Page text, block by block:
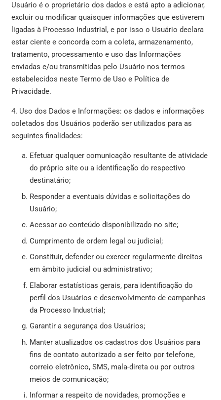
Usuário é o proprietário dos dados e está apto a adicionar,
excluir ou modificar quaisquer informações que estiverem
ligadas à Processo Industrial, e por isso o Usuário declara
estar ciente e concorda com a coleta, armazenamento,
tratamento, processamento e uso das Informações
enviadas e/ou transmitidas pelo Usuário nos termos
estabelecidos neste Termo de Uso e Política de
Privacidade.
4. Uso dos Dados e Informações: os dados e informações
coletados dos Usuários poderão ser utilizados para as
seguintes finalidades:
Efetuar qualquer comunicação resultante de atividade
do próprio site ou a identificação do respectivo
destinatário;
Responder a eventuais dúvidas e solicitações do
Usuário;
Acessar ao conteúdo disponibilizado no site;
Cumprimento de ordem legal ou judicial;
Constituir, defender ou exercer regularmente direitos
em âmbito judicial ou administrativo;
Elaborar estatísticas gerais, para identificação do
perfil dos Usuários e desenvolvimento de campanhas
da Processo Industrial;
Garantir a segurança dos Usuários;
Manter atualizados os cadastros dos Usuários para
fins de contato autorizado a ser feito por telefone,
correio eletrônico, SMS, mala-direta ou por outros
meios de comunicação;
Informar a respeito de novidades, promoções e